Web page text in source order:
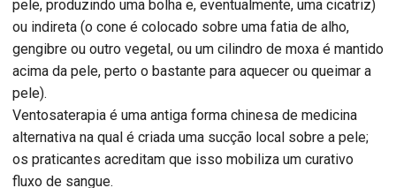
pele, produzindo uma bolha e, eventualmente, uma cicatriz)
ou indireta (o cone é colocado sobre uma fatia de alho,
gengibre ou outro vegetal, ou um cilindro de moxa é mantido
acima da pele, perto o bastante para aquecer ou queimar a
pele).
Ventosaterapia é uma antiga forma chinesa de medicina
alternativa na qual é criada uma sucção local sobre a pele;
os praticantes acreditam que isso mobiliza um curativo
fluxo de sangue.